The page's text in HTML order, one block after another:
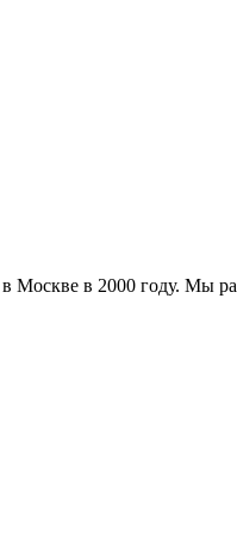
Москве в 2000 году. Мы